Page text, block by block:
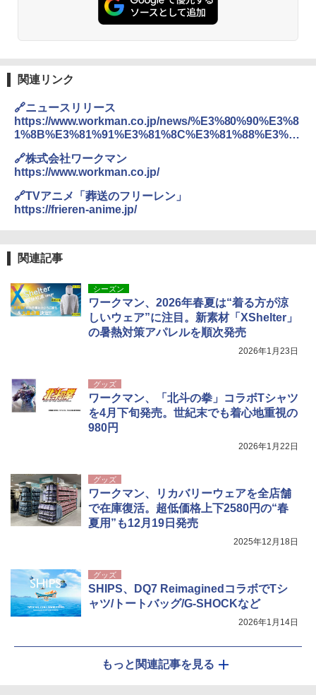
関連リンク
🔗ニュースリリース
https://www.workman.co.jp/news/%E3%80%90%E3%8
1%8B%E3%81%91%E3%81%8C%E3%81%88%E3%81
%AC%E3%82%92%E3%80%81%E6%B0%97%E5%8F
%96%E3%82%89%E3%81%AA%E3%81%84%E6%97
%A5%E5%B8%B8%E7%9D%80%E3%81%A7%E3%80
%91-t
🔗株式会社ワークマン
https://www.workman.co.jp/
🔗TVアニメ「葬送のフリーレン」
https://frieren-anime.jp/
関連記事
シーズン
ワークマン、2026年春夏は“着る方が涼
しいウェア”に注目。新素材「XShelter」
の暑熱対策アパレルを順次発売
2026年1月23日
グッズ
ワークマン、「北斗の拳」コラボTシャツ
を4月下旬発売。世紀末でも着心地重視の
980円
2026年1月22日
グッズ
ワークマン、リカバリーウェアを全店舗
で在庫復活。超低価格上下2580円の“春
夏用”も12月19日発売
2025年12月18日
グッズ
SHIPS、DQ7 ReimaginedコラボでTシ
ャツ/トートバッグ/G-SHOCKなど
2026年1月14日
もっと関連記事を見る